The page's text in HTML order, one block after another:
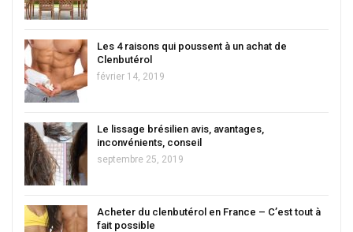
Les 4 raisons qui poussent à un achat de
Clenbutérol
février 14, 2019
Le lissage brésilien avis, avantages,
inconvénients, conseil
septembre 25, 2019
Acheter du clenbutérol en France – C’est tout à
fait possible